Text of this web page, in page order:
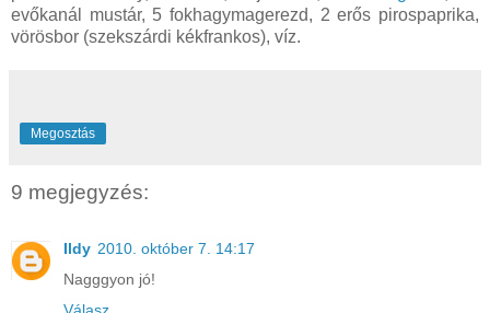
evőkanál mustár, 5 fokhagymagerezd, 2 erős pirospaprika,
vörösbor (szekszárdi kékfrankos), víz.
Megosztás
9 megjegyzés:
Ildy 2010. október 7. 14:17
Nagggyon jó!